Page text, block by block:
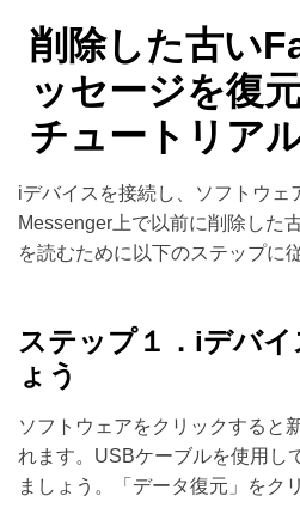
削除した古い
ッセージを復
チュートリア
iデバイスを接続し、ソフトウェ
Messenger上で以前に削除した
を読むために以下のステップに
ステップ１．iデバ
ょう
ソフトウェアをクリックすると
れます。USBケーブルを使用し
ましょう。「データ復元」をク